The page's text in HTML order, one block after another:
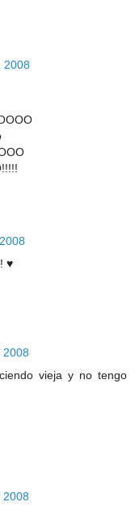
2008
♥
2008
vieja y no tengo
2008